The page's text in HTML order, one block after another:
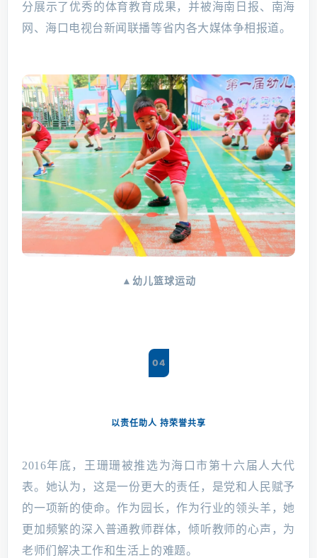
分展示了优秀的体育教育成果，并被海南日报、南海
网、海口电视台新闻联播等省内各大媒体争相报道。
▲幼儿篮球运动
04
以责任助人 持荣誉共享
2016年底，王珊珊被推选为海口市第十六届人大代
表。她认为，这是一份更大的责任，是党和人民赋予
的一项新的使命。作为园长，作为行业的领头羊，她
更加频繁的深入普通教师群体，倾听教师的心声，为
老师们解决工作和生活上的难题。